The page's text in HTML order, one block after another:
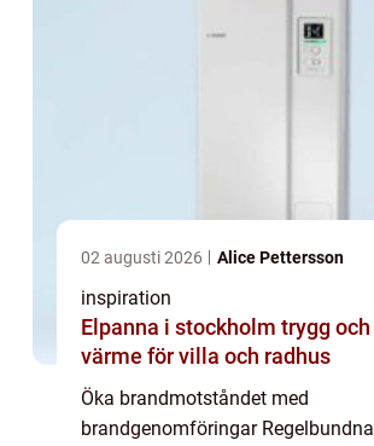
02 augusti 2026 Alice Pettersson
inspiration
Elpanna i stockholm trygg och enkel
värme för villa och radhus
Öka brandmotståndet med
brandgenomföringar Regelbundna